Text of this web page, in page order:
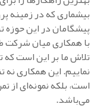
بیشماری که در زمینه
پیشگامان در این
با همکاری میان شرکت
تلاش ما بر این است که
نماییم. این همکاری نه
است، بلکه نمونه‌ای از
می‌باشد.